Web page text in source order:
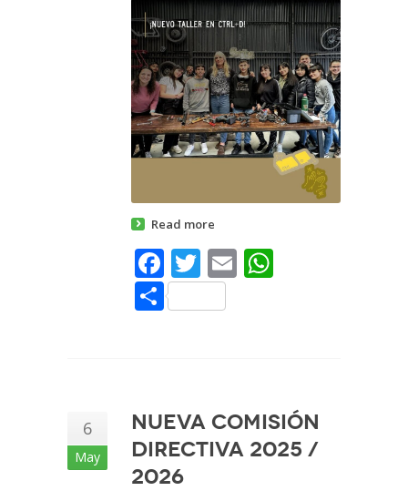
Read more
Facebook
Twitter
Email
Share
6
May
Nueva Comisión
Directiva 2025 /
2026